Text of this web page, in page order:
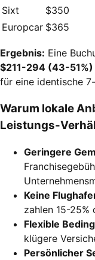
Sixt
$350
Europcar $365
Ergebnis: Eine
$211-294 (43-51%)
für eine identische
Warum lokale
Leistungs-
Geringere
Keine
zahlen 15-25%
Flexible
klügere
Persönlicher